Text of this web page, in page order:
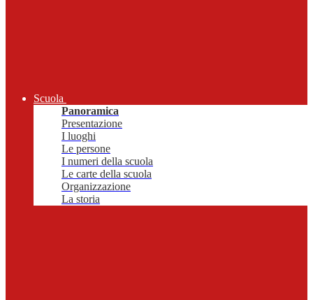
Scuola
Panoramica
Presentazione
I luoghi
Le persone
I numeri della scuola
Le carte della scuola
Organizzazione
La storia